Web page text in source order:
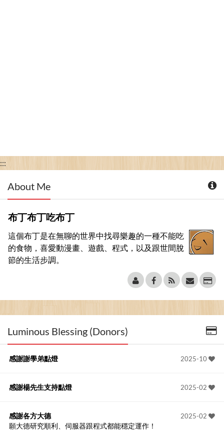
:::
About Me
布丁布丁吃布丁
這個布丁是在無聊的世界中找尋樂趣的一種不能吃
的食物，喜愛動漫畫、遊戲、程式，以及跟世間脫
節的生活步調。
Luminous Blessing (Donors)
2025-10
感謝謝學弟點燈
2025-02
感謝楊先生支持點燈
2025-02
感謝各方大德
願大德研究順利、伺服器跟程式都能穩定運作！